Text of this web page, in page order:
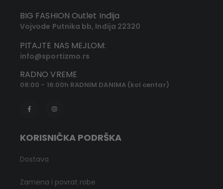
BIG FASHION Outlet Inđija
Vojvode Putnika bb, Inđija 22320
PITAJTE NAS MEJLOM:
info@sportizmo.rs
RADNO VREME
08:00 - 16:00h RADNIM DANIMA (kol centar)
KORISNIČKA PODRŠKA
Dostava
Zamena i povrat robe